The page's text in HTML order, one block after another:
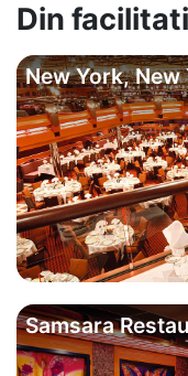
Din
New York,
Samsara